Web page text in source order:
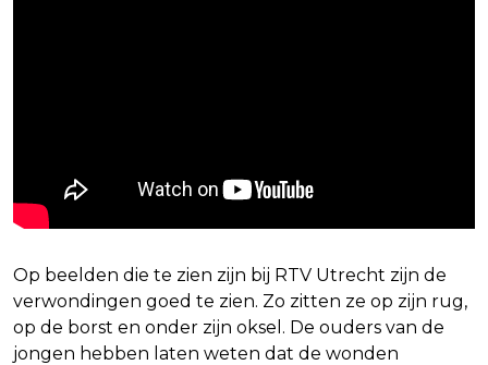
Op beelden die te zien zijn bij RTV Utrecht zijn de
verwondingen goed te zien. Zo zitten ze op zijn rug,
op de borst en onder zijn oksel. De ouders van de
jongen hebben laten weten dat de wonden